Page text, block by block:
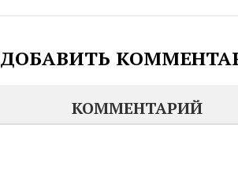
ДОБАВИТЬ
КОММЕНТАРИЙ